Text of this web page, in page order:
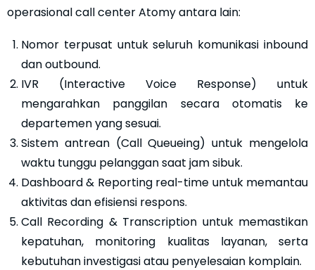
operasional call center Atomy antara lain:
Nomor terpusat untuk seluruh komunikasi inbound
dan outbound.
IVR (Interactive Voice Response) untuk
mengarahkan panggilan secara otomatis ke
departemen yang sesuai.
Sistem antrean (Call Queueing) untuk mengelola
waktu tunggu pelanggan saat jam sibuk.
Dashboard & Reporting real-time untuk memantau
aktivitas dan efisiensi respons.
Call Recording & Transcription untuk memastikan
kepatuhan, monitoring kualitas layanan, serta
kebutuhan investigasi atau penyelesaian komplain.